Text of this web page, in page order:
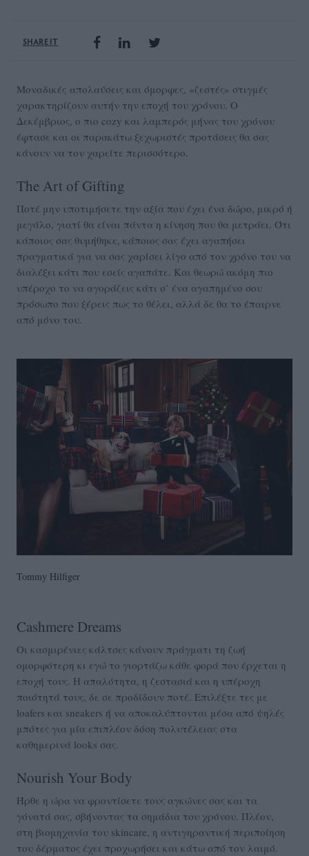
SHARE IT
Μοναδικές απολαύσεις και όμορφες, «ζεστές» στιγμές
χαρακτηρίζουν αυτήν την εποχή του χρόνου. Ο
Δεκέμβριος, ο πιο cozy και λαμπερός μήνας του χρόνου
έφτασε και οι παρακάτω ξεχωριστές προτάσεις θα σας
κάνουν να τον χαρείτε περισσότερο.
The Art of Gifting
Ποτέ μην υποτιμήσετε την αξία που έχει ένα δώρο, μικρό ή
μεγάλο, γιατί θα είναι πάντα η κίνηση που θα μετράει. Ότι
κάποιος σας θυμήθηκε, κάποιος σας έχει αγαπήσει
πραγματικά για να σας χαρίσει λίγο από τον χρόνο του να
διαλέξει κάτι που εσείς αγαπάτε. Και θεωρώ ακόμη πιο
υπέροχο το να αγοράζεις κάτι σ’ ένα αγαπημένο σου
πρόσωπο που ξέρεις πως το θέλει, αλλά δε θα το έπαιρνε
από μόνο του.
Tommy Hilfiger
Cashmere Dreams
Οι κασμιρένιες κάλτσες κάνουν πράγματι τη ζωή
ομορφότερη κι εγώ το γιορτάζω κάθε φορά που έρχεται η
εποχή τους. Η απαλότητα, η ζεστασιά και η υπέροχη
ποιότητά τους, δε σε προδίδουν ποτέ. Επιλέξτε τες με
loafers και sneakers ή να αποκαλύπτονται μέσα από ψηλές
μπότες για μία επιπλέον δόση πολυτέλειας στα
καθημερινά looks σας.
Nourish Your Body
Ήρθε η ώρα να φροντίσετε τους αγκώνες σας και τα
γόνατά σας, σβήνοντας τα σημάδια του χρόνου. Πλέον,
στη βιομηχανία του skincare, η αντιγηραντική περιποίηση
του δέρματος έχει προχωρήσει και κάτω από τον λαιμό.